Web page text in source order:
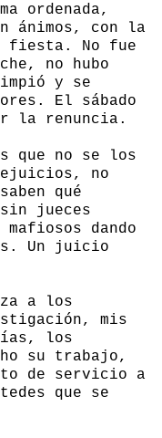
ordenada,
ánimos, con la
fiesta. No fue
no hubo
y se
El sábado
la renuncia.
que no se los
no
qué
jueces
dando
Un juicio
a los
mis
los
su trabajo,
de servicio a
que se